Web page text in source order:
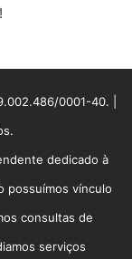
0001-40. |
dedicado à
possuímos vínculo
consultas de
serviços